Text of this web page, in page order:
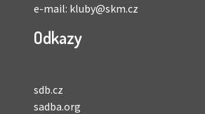
e-mail: kluby@skm.cz
Odkazy
sdb.cz
sadba.org